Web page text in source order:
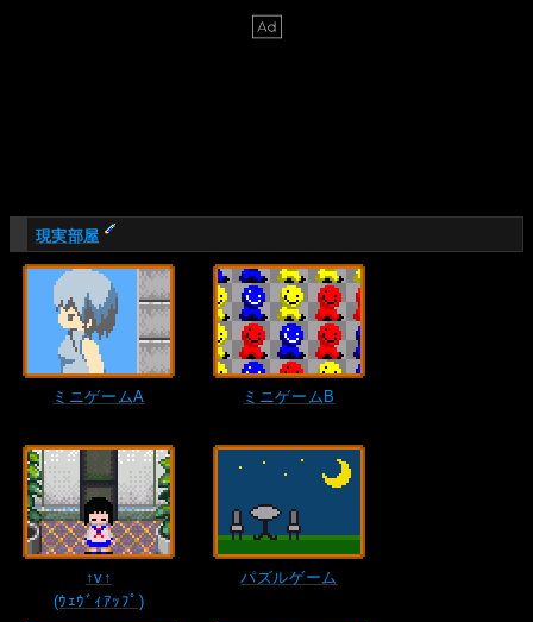
現実部屋
ミニゲームA ミニゲームB
↑v↑
(ｳｪｳﾞｨｱｯﾌﾟ)
パズルゲーム